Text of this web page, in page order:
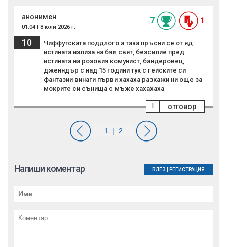
анонимен
01:04 | 8 юли 2026 г.
7 1
10
Чиффутската поддлого а така пръсни се от яд
истината излиза на бял свят, безсилие пред
истината на розовия комунист, бандеровец,
дженндър с над 15 години тук с гейските си
фантазии винаги първи хахаха разкажи ни още за
мокрите си сънища с мъже хахахаха
отговор
!
Напиши коментар ВЛЕЗ РЕГИСТРАЦИЯ